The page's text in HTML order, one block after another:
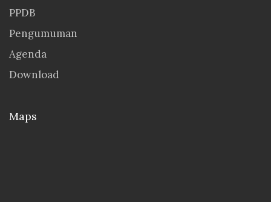
PPDB
Pengumuman
Agenda
Download
Maps